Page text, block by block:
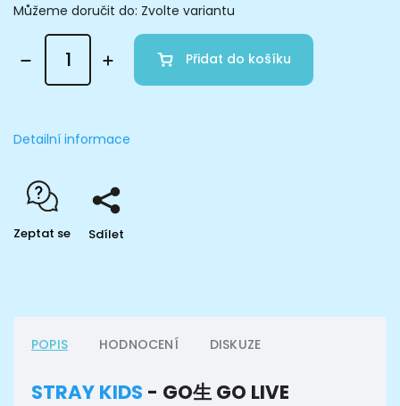
Můžeme doručit do: Zvolte variantu
Přidat do košíku
Detailní informace
Zeptat se Sdílet
POPIS HODNOCENÍ DISKUZE
STRAY KIDS - GO生 GO LIVE